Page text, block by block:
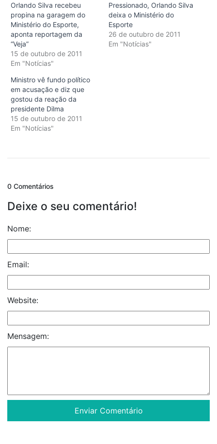
Orlando Silva recebeu
propina na garagem do
Ministério do Esporte,
aponta reportagem da
“Veja”
15 de outubro de 2011
Em "Notícias"
Pressionado, Orlando Silva
deixa o Ministério do
Esporte
26 de outubro de 2011
Em "Notícias"
Ministro vê fundo político
em acusação e diz que
gostou da reação da
presidente Dilma
15 de outubro de 2011
Em "Notícias"
0 Comentários
Deixe o seu comentário!
Nome:
Email:
Website:
Mensagem: